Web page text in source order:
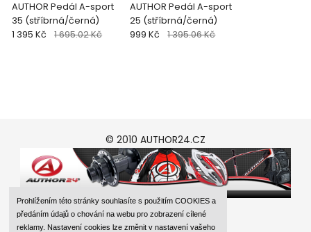
Prohlížením této stránky souhlasíte s použitím COOKIES a
předáním údajů o chování na webu pro zobrazení cílené
reklamy. Nastavení cookies lze změnit v nastavení vašeho
AUTHOR Pedál A-sport
35 (stříbrná/černá)
1 395 Kč 1 695.02 Kč
AUTHOR Pedál A-sport
25 (stříbrná/černá)
999 Kč 1 395.06 Kč
© 2010 AUTHOR24.CZ